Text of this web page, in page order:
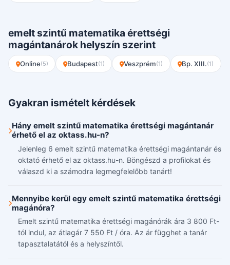
emelt szintű matematika érettségi
magántanárok helyszín szerint
Online(5) Budapest(1) Veszprém(1) Bp. XIII.(1)
Gyakran ismételt kérdések
Hány emelt szintű matematika érettségi magántanár
érhető el az oktass.hu-n?
Jelenleg 6 emelt szintű matematika érettségi magántanár és
oktató érhető el az oktass.hu-n. Böngészd a profilokat és
válaszd ki a számodra legmegfelelőbb tanárt!
Mennyibe kerül egy emelt szintű matematika érettségi
magánóra?
Emelt szintű matematika érettségi magánórák ára 3 800 Ft-
tól indul, az átlagár 7 550 Ft / óra. Az ár függhet a tanár
tapasztalatától és a helyszíntől.